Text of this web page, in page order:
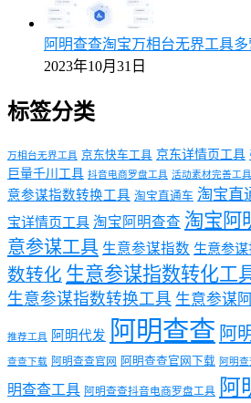
阿明查查淘宝万相台无界工具
2023年10月31日
标签分类
万相台无界工具 京东快车工具 京东详情页工具
巨量千川工具 抖音电商罗盘工具 活动素材完善工具
意参谋指数转换工具 淘宝直通车 淘宝直
宝详情页工具 淘宝阿明查查 淘宝阿
意参谋工具 生意参谋指数 生意参
数转化 生意参谋指数转化工
生意参谋指数转换工具 生意参谋
推荐工具 阿明代发 阿明查查 阿
查查下载 阿明查查官网 阿明查查官网下载 阿明
明查查工具 阿明查查抖音电商罗盘工具 阿